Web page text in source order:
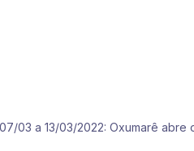
03 a 13/03/2022: Oxumarê abre